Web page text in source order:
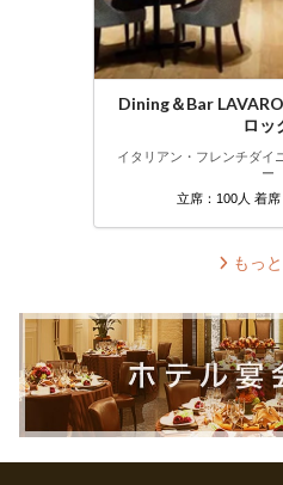
Dining＆Bar
ロッ
イタリアン・フレンチダイ
ー
立席：100人 着
もっ